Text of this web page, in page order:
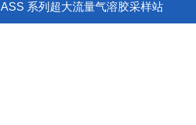
ASS 系列超大流量气溶胶采样站